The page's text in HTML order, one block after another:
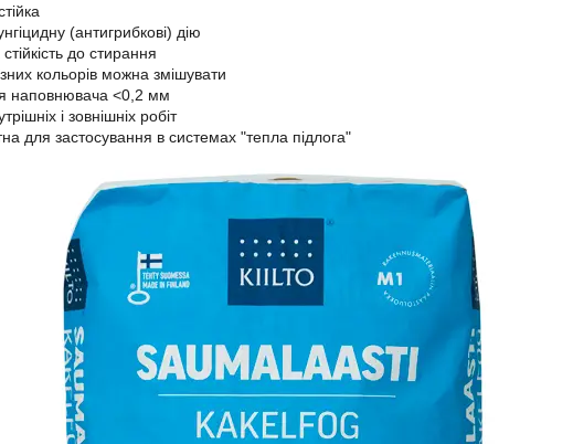
(антигрибкові) дію
до стирання
кольорів можна змішувати
наповнювача <0,2 мм
і зовнішніх робіт
для застосування в системах "тепла підлога"